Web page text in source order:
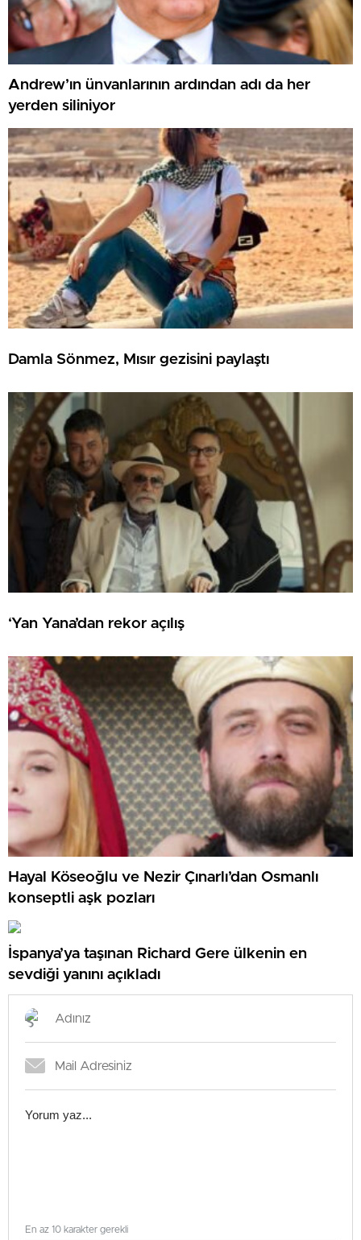
Andrew’ın ünvanlarının ardından adı da her
yerden siliniyor
Damla Sönmez, Mısır gezisini paylaştı
‘Yan Yana’dan rekor açılış
Hayal Köseoğlu ve Nezir Çınarlı’dan Osmanlı
konseptli aşk pozları
İspanya’ya taşınan Richard Gere ülkenin en
sevdiği yanını açıkladı
En az 10 karakter gerekli